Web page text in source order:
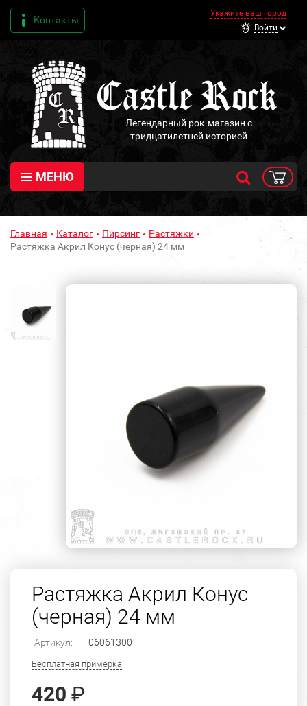
Контакты
Укажите ваш город
Войти
Легендарный рок-магазин с
тридцатилетней историей
МЕНЮ
Главная Каталог Пирсинг
Растяжки
Растяжка Акрил Конус (черная) 24 мм
Растяжка Акрил Конус
(черная) 24 мм
Артикул: 06061300
Бесплатная примерка
420 ₽